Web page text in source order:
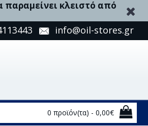
κλειστό από
info@oil-stores.gr
0 προϊόν(τα) - 0,00€